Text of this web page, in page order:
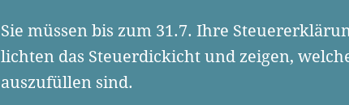
Sie müssen bis zum 31.7. Ihre
lichten das Steuerdickicht und zeigen,
auszufüllen sind.